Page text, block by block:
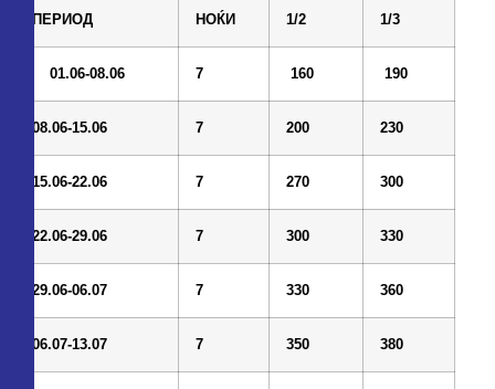
П ЕРИОД НОЌИ 1/2 1/3
01.06-08.06 7 160 190
08.06-15.06 7 200 230
15.06-22.06 7 270 300
22.06-29.06 7 300 330
29.06-06.07 7 330 360
06.07-13.07 7 350 380